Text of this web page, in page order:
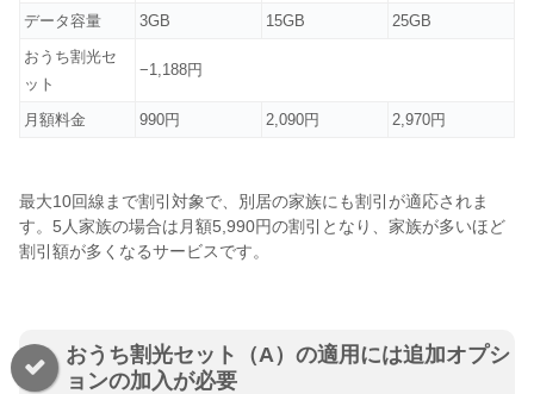
データ容量
3GB 15GB
25GB
おうち割光セ
ット
−1,188円
月額料金 990円 2,090円 2,970円
最大10回線まで割引対象で、別居の家族にも割引が適応されま
す。5人家族の場合は月額5,990円の割引となり、家族が多いほど
割引額が多くなるサービスです。
おうち割光セット（A）の適用には追加オプシ
ョンの加入が必要